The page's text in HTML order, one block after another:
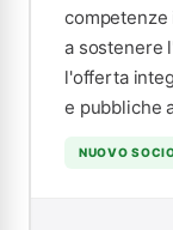
a sostenere
l'offerta
e pubbliche
NUOVO